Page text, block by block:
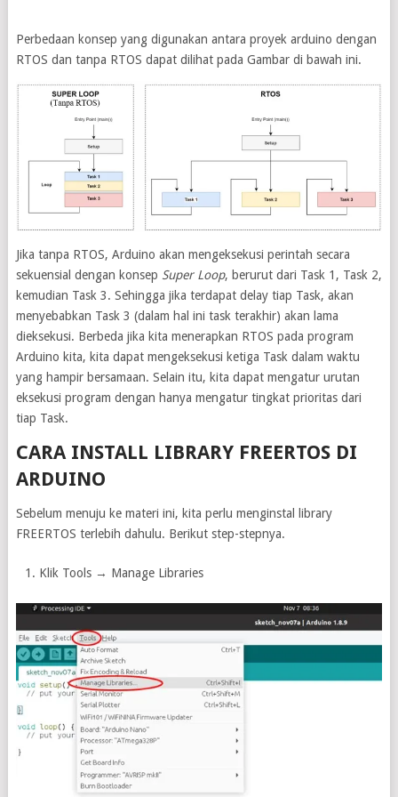
Perbedaan konsep yang digunakan antara proyek arduino dengan
RTOS dan tanpa RTOS dapat dilihat pada Gambar di bawah ini.
Jika tanpa RTOS, Arduino akan mengeksekusi perintah secara
sekuensial dengan konsep Super Loop, berurut dari Task 1, Task 2,
kemudian Task 3. Sehingga jika terdapat delay tiap Task, akan
menyebabkan Task 3 (dalam hal ini task terakhir) akan lama
dieksekusi. Berbeda jika kita menerapkan RTOS pada program
Arduino kita, kita dapat mengeksekusi ketiga Task dalam waktu
yang hampir bersamaan. Selain itu, kita dapat mengatur urutan
eksekusi program dengan hanya mengatur tingkat prioritas dari
tiap Task.
CARA INSTALL LIBRARY FREERTOS DI
ARDUINO
Sebelum menuju ke materi ini, kita perlu menginstal library
FREERTOS terlebih dahulu. Berikut step-stepnya.
Klik Tools → Manage Libraries